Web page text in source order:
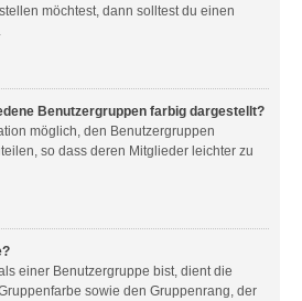
möchtest, dann solltest du einen
Benutzergruppen farbig dargestellt?
möglich, den Benutzergruppen
so dass deren Mitglieder leichter zu
einer Benutzergruppe bist, dient die
sowie den Gruppenrang, der